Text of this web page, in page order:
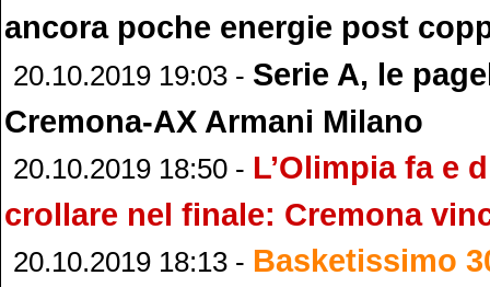
ancora poche energie post
20.10.2019 19:03 - Serie A, le
Cremona-AX Armani Milano
20.10.2019 18:50 - L’Olimpia fa e
crollare nel finale: Cremona
20.10.2019 18:13 - Basketissimo